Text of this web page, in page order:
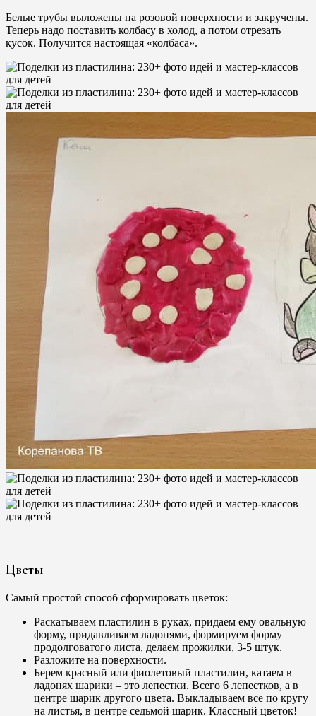
Белые трубы выложены на розовой поверхности и закручены.
Теперь надо поставить колбасу в холод, а потом отрезать
кусок. Получится настоящая «колбаса».
Цветы
Самый простой способ сформировать цветок:
Раскатываем пластилин в руках, придаем ему овальную
форму, придавливаем ладонями, формируем форму
продолговатого листа, делаем прожилки, 3-5 штук.
Разложите на поверхности.
Берем красный или фиолетовый пластилин, катаем в
ладонях шарики – это лепестки. Всего 6 лепестков, а в
центре шарик другого цвета. Выкладываем все по кругу
на листья, в центре седьмой шарик. Классный цветок!